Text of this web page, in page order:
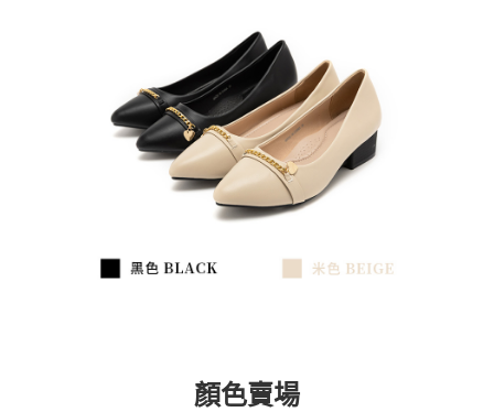
顏色賣場